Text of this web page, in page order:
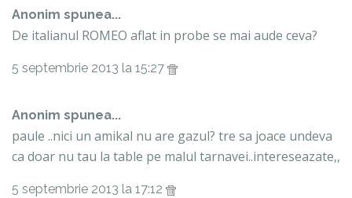
Anonim spunea...
De italianul ROMEO aflat in probe se mai aude ceva?
5 septembrie 2013 la 15:27
Anonim spunea...
paule ..nici un amikal nu are gazul? tre sa joace undeva
ca doar nu tau la table pe malul tarnavei..intereseazate,,
5 septembrie 2013 la 17:12